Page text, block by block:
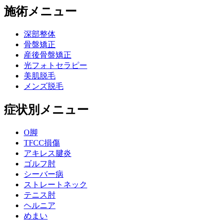
施術メニュー
深部整体
骨盤矯正
産後骨盤矯正
光フォトセラピー
美肌脱毛
メンズ脱毛
症状別メニュー
O脚
TFCC損傷
アキレス腱炎
ゴルフ肘
シーバー病
ストレートネック
テニス肘
ヘルニア
めまい